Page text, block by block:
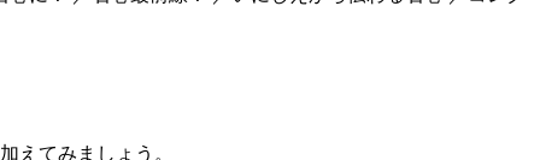
えてみましょう。